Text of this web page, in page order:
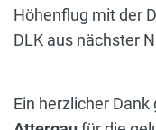
Höhenflug mit der
DLK aus nächster
Ein herzlicher Dank